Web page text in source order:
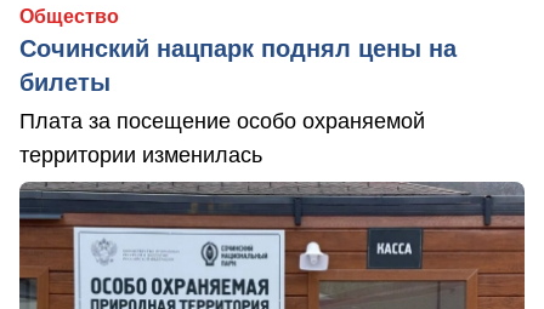
Общество
Сочинский нацпарк поднял цены на
билеты
Плата за посещение особо охраняемой
территории изменилась